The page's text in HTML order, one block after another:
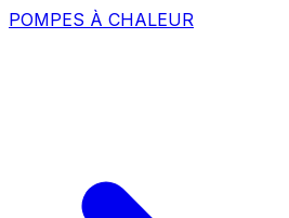
POMPES À CHALEUR